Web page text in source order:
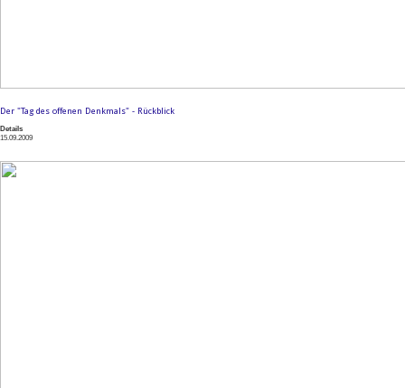
Der "Tag des offenen Denkmals" - Rückblick
Details
15.09.2009